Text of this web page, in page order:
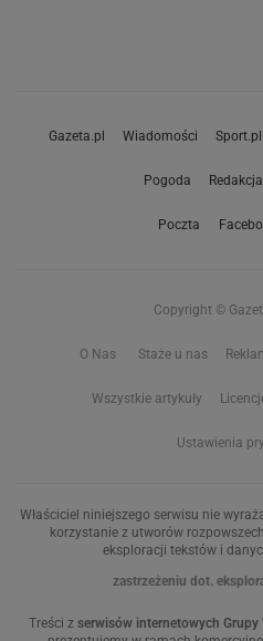
Gazeta.pl Wiadomości Sport.pl
Pogoda Redakcja
Poczta
Copyright ©
O Nas Staże u nas
Wszystkie artykuły
Ustawienia
Właściciel niniejszego serwisu nie
korzystanie z utworów
eksploracji tekstów i
zastrzeżeniu dot.
Treści z serwisów internetowych Grupy